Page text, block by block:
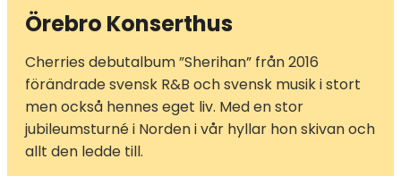
Örebro Konserthus
Cherries debutalbum ”Sherihan” från 2016
förändrade svensk R&B och svensk musik i stort
men också hennes eget liv. Med en stor
jubileumsturné i Norden i vår hyllar hon skivan och
allt den ledde till.